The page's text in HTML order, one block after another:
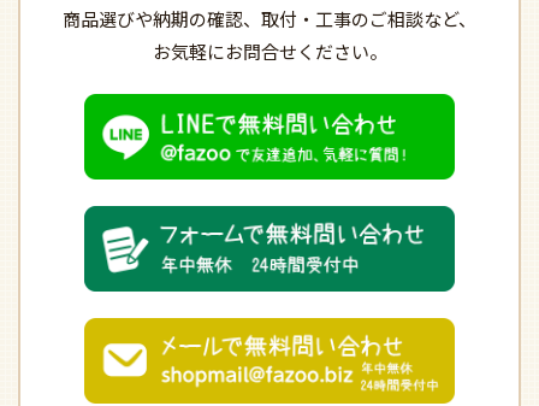
商品選びや納期の確認、 取付・工事のご相談など、
お気軽にお問合せください。